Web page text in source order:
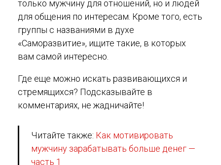
только мужчину для отношений, но и людей
для общения по интересам. Кроме того, есть
группы с названиями в духе
«Саморазвитие», ищите такие, в которых
вам самой интересно.
Где еще можно искать развивающихся и
стремящихся? Подсказывайте в
комментариях, не жадничайте!
Читайте также: Как мотивировать
мужчину зарабатывать больше денег —
часть 1